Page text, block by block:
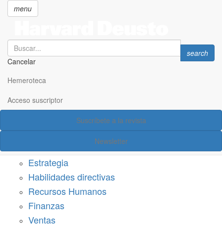
principal
menu
Search
Cancelar
Search
search
Hemeroteca
Acceso suscriptor
Suscríbete a la revista
Newsletter
Acceso suscriptor
Estrategia
Habilidades directivas
Recursos Humanos
Finanzas
Ventas